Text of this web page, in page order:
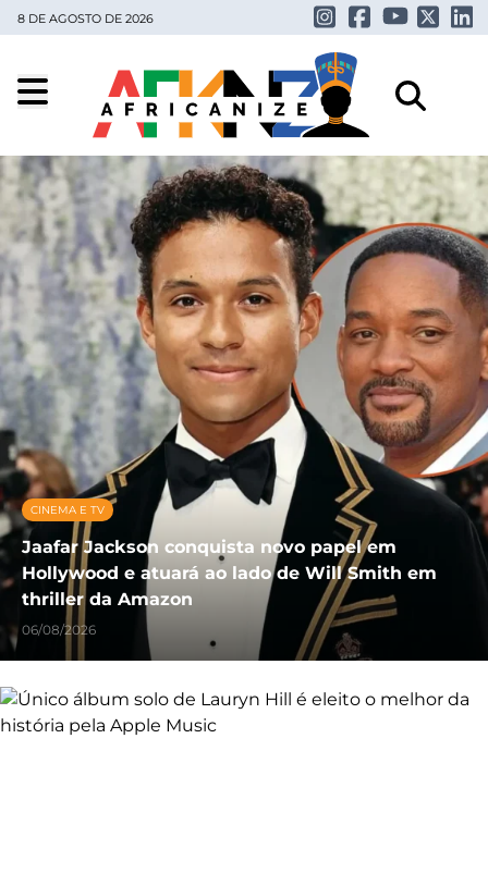
8 DE AGOSTO DE 2026
CINEMA E TV
Jaafar Jackson conquista novo papel em
Hollywood e atuará ao lado de Will Smith em
thriller da Amazon
06/08/2026